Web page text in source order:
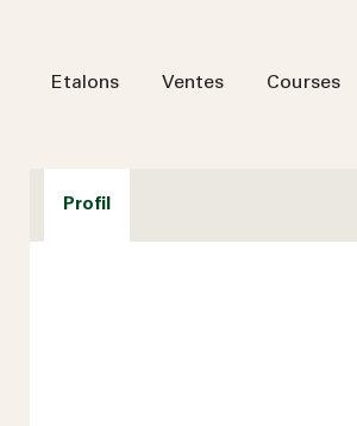
Etalons Ventes Courses
Profil